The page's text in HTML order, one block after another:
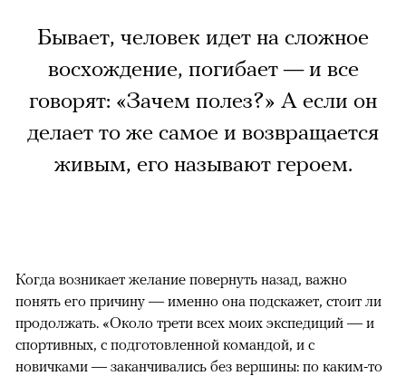
Бывает, человек идет на сложное
восхождение, погибает — и все
говорят: «Зачем полез?» А если он
делает то же самое и возвращается
живым, его называют героем.
Когда возникает желание повернуть назад, важно
понять его причину — именно она подскажет, стоит ли
продолжать. «Около трети всех моих экспедиций — и
спортивных, с подготовленной командой, и с
новичками — заканчивались без вершины: по каким-то